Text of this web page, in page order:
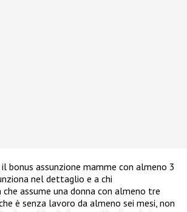
bonus assunzione mamme con almeno 3
nel dettaglio e a chi
che assume una donna con almeno tre
è senza lavoro da almeno sei mesi, non